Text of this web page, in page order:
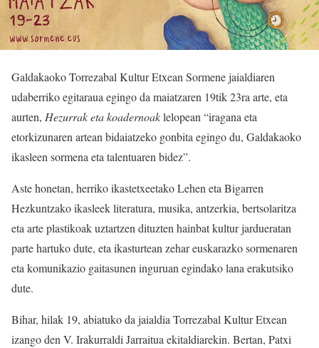
Galdakaoko Torrezabal Kultur Etxean Sormene jaialdiaren
udaberriko egitaraua egingo da maiatzaren 19tik 23ra arte, eta
aurten, Hezurrak eta koadernoaklelopean “iragana eta
etorkizunaren artean bidaiatzeko gonbita egingo du, Galdakaoko
ikasleen sormena eta talentuaren bidez”.
Aste honetan, herriko ikastetxeetako Lehen eta Bigarren
Hezkuntzako ikasleek literatura, musika, antzerkia, bertsolaritza
eta arte plastikoak uztartzen dituzten hainbat kultur jardueratan
parte hartuko dute, eta ikasturtean zehar euskarazko sormenaren
eta komunikazio gaitasunen inguruan egindako lana erakutsiko
dute.
Bihar, hilak 19, abiatuko da jaialdia Torrezabal Kultur Etxean
izango den V. Irakurraldi Jarraitua ekitaldiarekin. Bertan, Patxi